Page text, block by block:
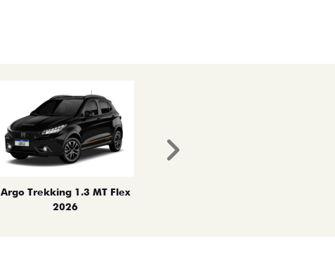
Argo Trekking 1.3 MT Flex
2026
Próximo